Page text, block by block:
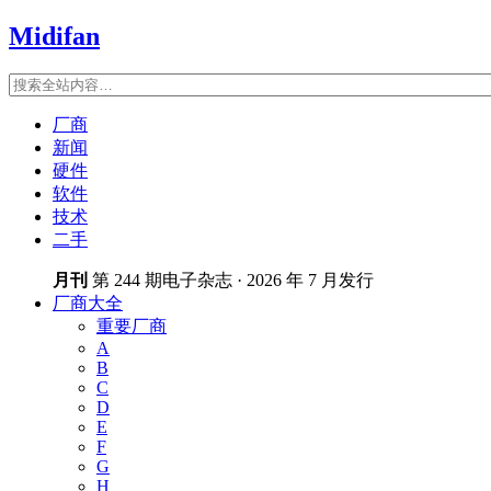
Midifan
厂商
新闻
硬件
软件
技术
二手
月刊 第 244 期电子杂志 · 2026 年 7 月发行
厂商大全
重要厂商
A
B
C
D
E
F
G
H